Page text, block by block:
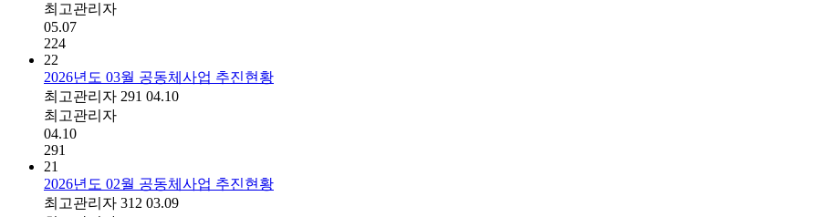
최고관리자
05.07
224
22
2026년도 03월 공동체사업 추진현황
최고관리자 291 04.10
최고관리자
04.10
291
21
2026년도 02월 공동체사업 추진현황
최고관리자 312 03.09